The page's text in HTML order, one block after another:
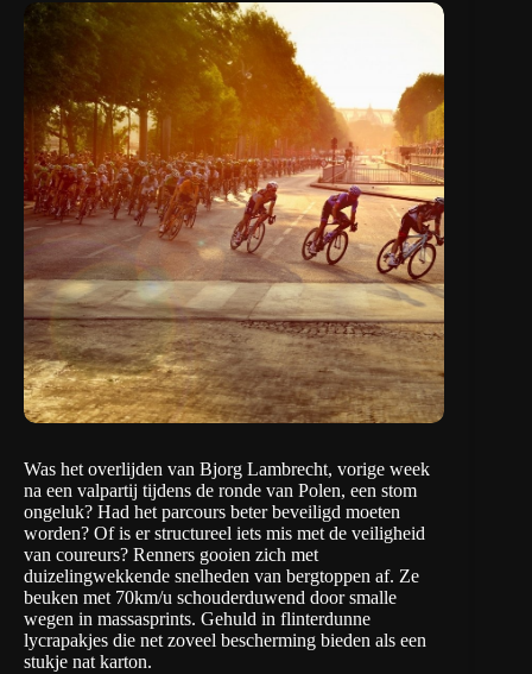
Was het overlijden van Bjorg Lambrecht, vorige week
na een valpartij tijdens de ronde van Polen, een stom
ongeluk? Had het parcours beter beveiligd moeten
worden? Of is er structureel iets mis met de veiligheid
van coureurs? Renners gooien zich met
duizelingwekkende snelheden van bergtoppen af. Ze
beuken met 70km/u schouderduwend door smalle
wegen in massasprints. Gehuld in flinterdunne
lycrapakjes die net zoveel bescherming bieden als een
stukje nat karton.